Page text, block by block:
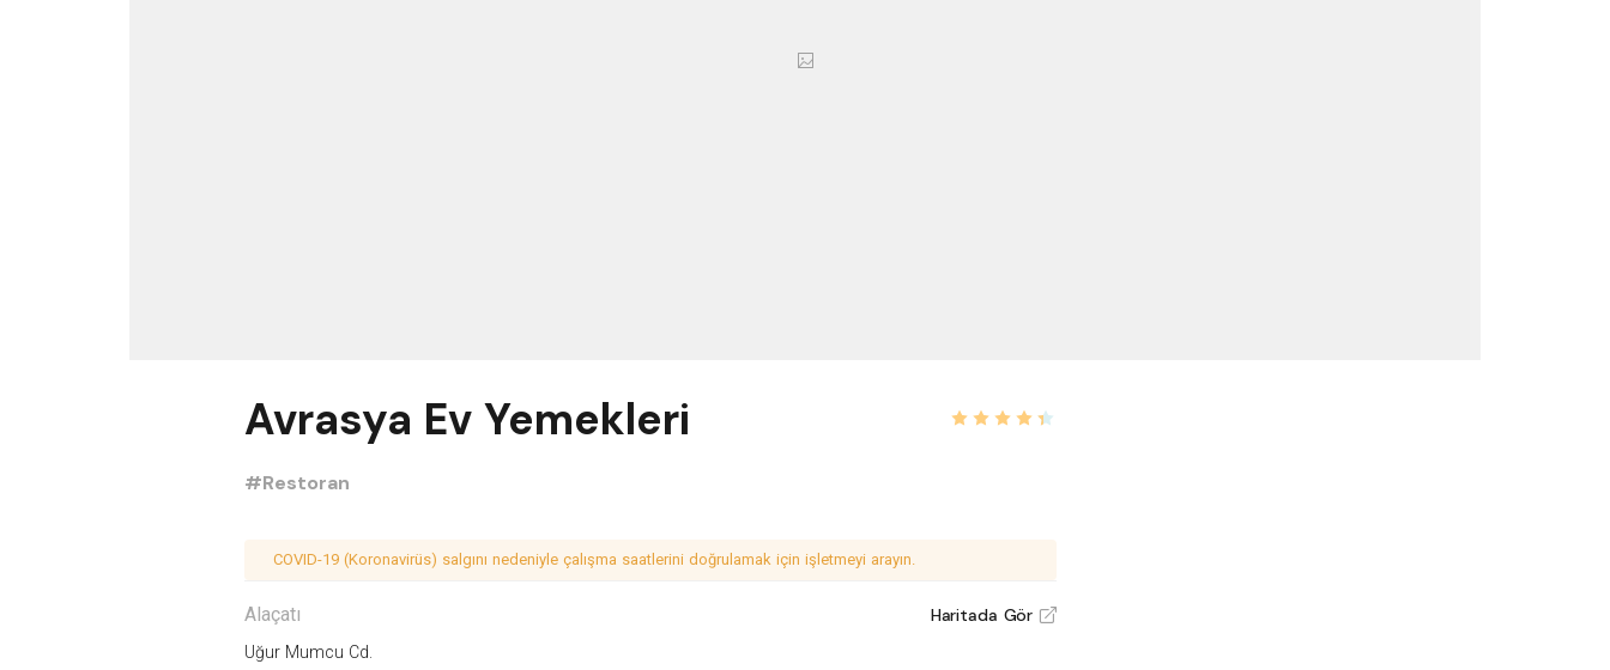
Avrasya Ev Yemekleri
#Restoran
COVID-19 (Koronavirüs) salgını nedeniyle çalışma saatlerini doğrulamak için işletmeyi arayın.
Alaçatı Haritada Gör V
Uğur Mumcu Cd.